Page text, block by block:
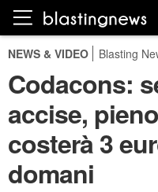
NEWS & VIDEO Blasting
Codacons:
accise,
costerà 3
domani